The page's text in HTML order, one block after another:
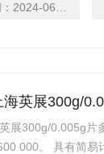
2024-06-14
海英展300g/
展300g/0.005g
。 具有简易计